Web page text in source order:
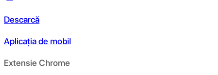
Descarcă
Aplicația de mobil
Extensie Chrome